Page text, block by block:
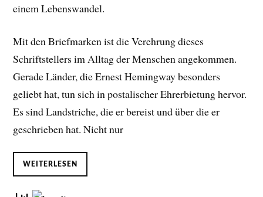
einem Lebenswandel.
Mit den Briefmarken ist die Verehrung dieses
Schriftstellers im Alltag der Menschen angekommen.
Gerade Länder, die Ernest Hemingway besonders
geliebt hat, tun sich in postalischer Ehrerbietung hervor.
Es sind Landstriche, die er bereist und über die er
geschrieben hat. Nicht nur
WEITERLESEN